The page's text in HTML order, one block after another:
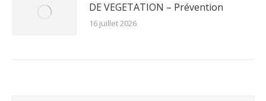
DE VEGETATION – Prévention
16 juillet 2026